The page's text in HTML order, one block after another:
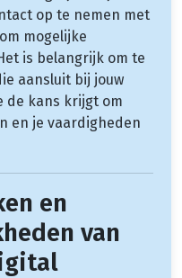
op te nemen met
mogelijke
is belangrijk om te
aansluit bij jouw
de kans krijgt om
en je vaardigheden
en
van